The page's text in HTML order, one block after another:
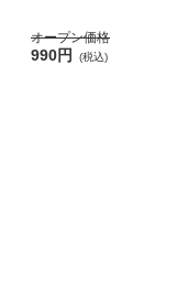
オープン価格
990円 (税込)